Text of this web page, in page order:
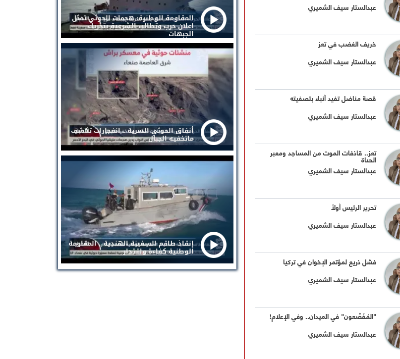
عبدالستار سيف الشميري
خريف الغضب في تعز
عبدالستار سيف الشميري
قصة مناضل تفيد أنباء بتصفيته
عبدالستار سيف الشميري
تعز.. قاذفات الموت من المساجد ومعبر
الحياة
عبدالستار سيف الشميري
تحرير الرئيس أولاً
عبدالستار سيف الشميري
فشل ذريع لمؤتمر الإخوان في تركيا
عبدالستار سيف الشميري
"المُفَصِّعون" في الميدان.. وفي الإعلام!
عبدالستار سيف الشميري
المقاومة الوطنية: هجمات الحوثي تمثل
إعلان حرب وتطالب الشرعية بتحريك
الجبهات
أنفاق الحوثي السرية .. انفجارات تكشف
ماتخفيه الجبال
إنقاذ طاقم السفينة الهندية .. المقاومة
الوطنية كفاءة واقتدار